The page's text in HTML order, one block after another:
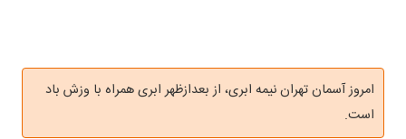
امروز آسمان تهران نیمه ابری، از بعدازظهر ابری همراه با وزش باد
است.